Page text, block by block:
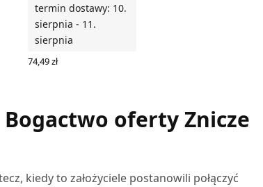
termin dostawy: 10.
sierpnia - 11.
sierpnia
74,49zł
oferty Znicze
kiedy to założyciele postanowili połączyć